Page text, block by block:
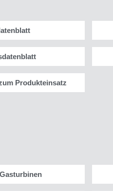
Produkteinsatz